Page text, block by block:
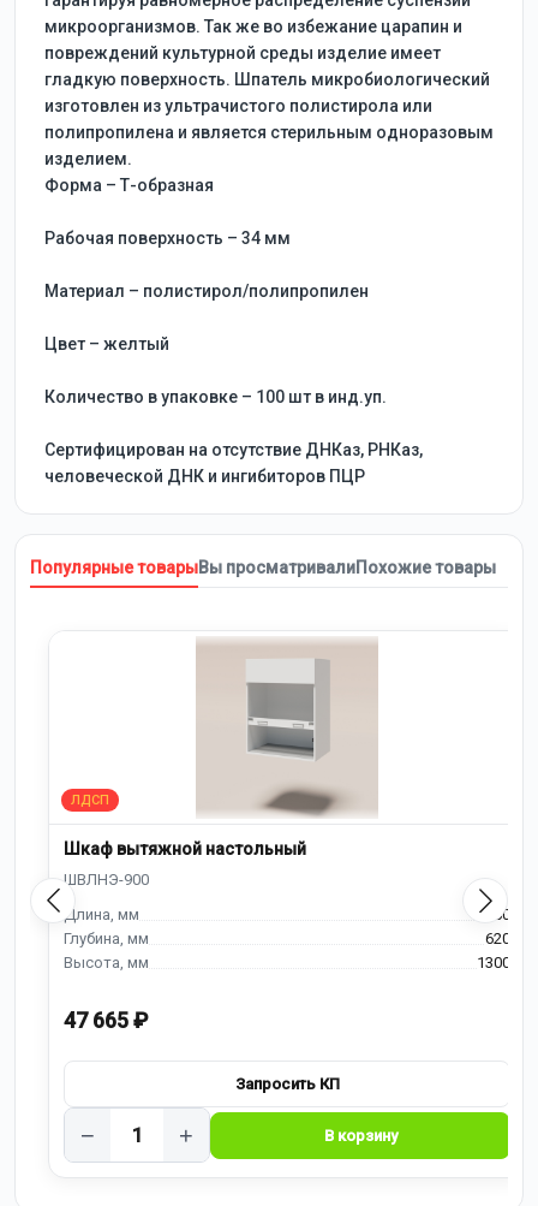
микроорганизмов. Так же во избежание царапин и
повреждений культурной среды изделие имеет
гладкую поверхность. Шпатель микробиологический
изготовлен из ультрачистого полистирола или
полипропилена и является стерильным одноразовым
изделием.
Форма – Т-образная
Рабочая поверхность – 34 мм
Материал – полистирол/полипропилен
Цвет – желтый
Количество в упаковке – 100 шт в инд.уп.
Сертифицирован на отсутствие ДНКаз, РНКаз,
человеческой ДНК и ингибиторов ПЦР
Популярные товарыВы просматривалиПохожие товары
Шкаф вытяжной настольный
900
620
1300
47 665 ₽
− +